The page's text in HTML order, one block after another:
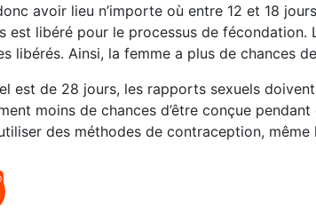
avoir lieu n’importe où entre 12 et 18
est libéré pour le processus de
libérés. Ainsi, la femme a plus de chances
est de 28 jours, les rapports sexuels
moins de chances d’être conçue
des méthodes de contraception,